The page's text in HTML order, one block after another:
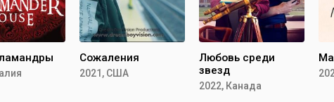
Сожаления
2021, США
Любовь среди
звезд
2022, Канада